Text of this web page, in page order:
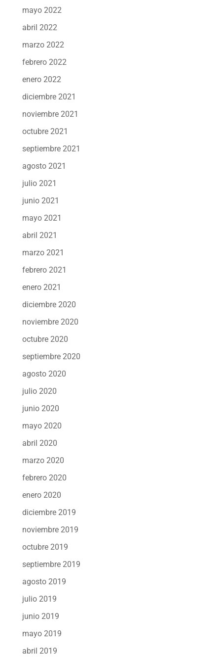
mayo 2022
abril 2022
marzo 2022
febrero 2022
enero 2022
diciembre 2021
noviembre 2021
octubre 2021
septiembre 2021
agosto 2021
julio 2021
junio 2021
mayo 2021
abril 2021
marzo 2021
febrero 2021
enero 2021
diciembre 2020
noviembre 2020
octubre 2020
septiembre 2020
agosto 2020
julio 2020
junio 2020
mayo 2020
abril 2020
marzo 2020
febrero 2020
enero 2020
diciembre 2019
noviembre 2019
octubre 2019
septiembre 2019
agosto 2019
julio 2019
junio 2019
mayo 2019
abril 2019